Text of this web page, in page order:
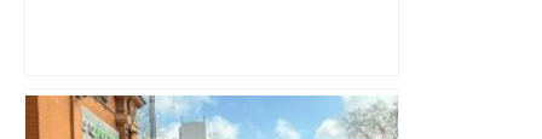
"On souhaite remettre un peu d’ordre" :